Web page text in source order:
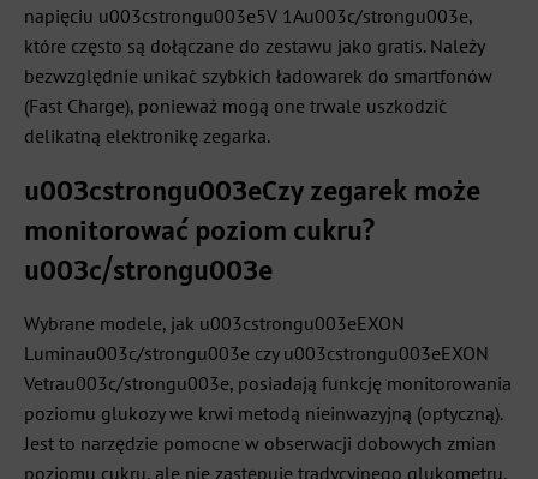
napięciu u003cstrongu003e5V 1Au003c/strongu003e,
które często są dołączane do zestawu jako gratis. Należy
bezwzględnie unikać szybkich ładowarek do smartfonów
(Fast Charge), ponieważ mogą one trwale uszkodzić
delikatną elektronikę zegarka.
u003cstrongu003eCzy zegarek może
monitorować poziom cukru?
u003c/strongu003e
Wybrane modele, jak u003cstrongu003eEXON
Luminau003c/strongu003e czy u003cstrongu003eEXON
Vetrau003c/strongu003e, posiadają funkcję monitorowania
poziomu glukozy we krwi metodą nieinwazyjną (optyczną).
Jest to narzędzie pomocne w obserwacji dobowych zmian
poziomu cukru, ale nie zastępuje tradycyjnego glukometru.